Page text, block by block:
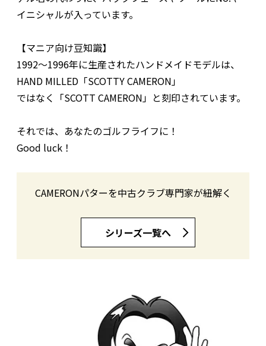
イニシャルが入っています。
【マニア向け豆知識】
1992～1996年に生産されたハンドメイドモデルは、
HAND MILLED「SCOTTY CAMERON」
ではなく「SCOTT CAMERON」と刻印されています。
それでは、あなたのゴルフライフに！
Good luck！
CAMERONパターを中古クラブ専門家が紐解く
シリーズ一覧へ